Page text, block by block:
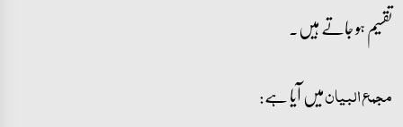
تقسیم ہو جاتے ہیں۔
مجمع البیانمیں آیا ہے: